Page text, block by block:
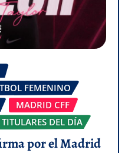
FEMENINO
MADRID CFF
TITULARES DEL DÍA
por el Madrid